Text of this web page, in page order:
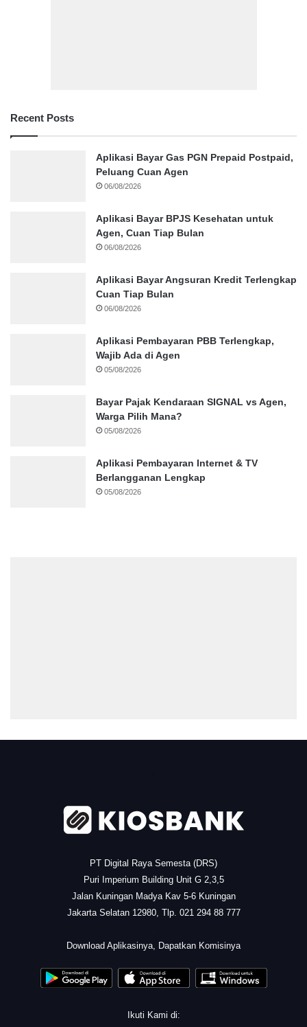
Recent Posts
Aplikasi Bayar Gas PGN Prepaid Postpaid,
Peluang Cuan Agen
06/08/2026
Aplikasi Bayar BPJS Kesehatan untuk
Agen, Cuan Tiap Bulan
06/08/2026
Aplikasi Bayar Angsuran Kredit Terlengkap
Cuan Tiap Bulan
06/08/2026
Aplikasi Pembayaran PBB Terlengkap,
Wajib Ada di Agen
05/08/2026
Bayar Pajak Kendaraan SIGNAL vs Agen,
Warga Pilih Mana?
05/08/2026
Aplikasi Pembayaran Internet & TV
Berlangganan Lengkap
05/08/2026
PT Digital Raya Semesta (DRS)
Puri Imperium Building Unit G 2,3,5
Jalan Kuningan Madya Kav 5-6 Kuningan
Jakarta Selatan 12980, Tlp. 021 294 88 777
Download Aplikasinya, Dapatkan Komisinya
Ikuti Kami di: